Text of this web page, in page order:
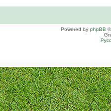
Powered by phpBB